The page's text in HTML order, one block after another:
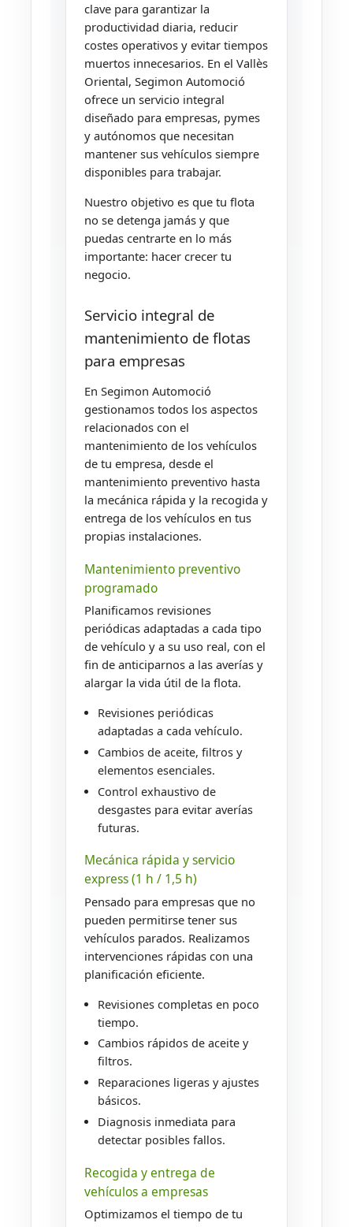
clave para garantizar la
productividad diaria, reducir
costes operativos y evitar tiempos
muertos innecesarios. En el Vallès
Oriental, Segimon Automoció
ofrece un servicio integral
diseñado para empresas, pymes
y autónomos que necesitan
mantener sus vehículos siempre
disponibles para trabajar.
Nuestro objetivo es que tu flota
no se detenga jamás y que
puedas centrarte en lo más
importante: hacer crecer tu
negocio.
Servicio integral de
mantenimiento de flotas
para empresas
En Segimon Automoció
gestionamos todos los aspectos
relacionados con el
mantenimiento de los vehículos
de tu empresa, desde el
mantenimiento preventivo hasta
la mecánica rápida y la recogida y
entrega de los vehículos en tus
propias instalaciones.
Mantenimiento preventivo
programado
Planificamos revisiones
periódicas adaptadas a cada tipo
de vehículo y a su uso real, con el
fin de anticiparnos a las averías y
alargar la vida útil de la flota.
Revisiones periódicas
adaptadas a cada vehículo.
Cambios de aceite, filtros y
elementos esenciales.
Control exhaustivo de
desgastes para evitar averías
futuras.
Mecánica rápida y servicio
express (1 h / 1,5 h)
Pensado para empresas que no
pueden permitirse tener sus
vehículos parados. Realizamos
intervenciones rápidas con una
planificación eficiente.
Revisiones completas en poco
tiempo.
Cambios rápidos de aceite y
filtros.
Reparaciones ligeras y ajustes
básicos.
Diagnosis inmediata para
detectar posibles fallos.
Recogida y entrega de
vehículos a empresas
Optimizamos el tiempo de tu